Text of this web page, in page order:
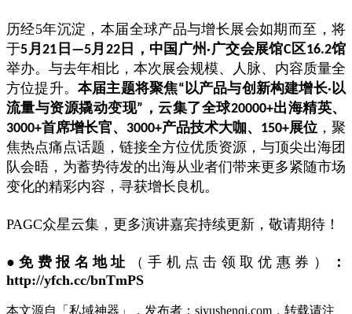
历经5年沉淀，本届全球产品与增长展会如期而至，将
于5月21日—5月22日，中国广州·广交会展馆C区16.2馆
举办。与去年相比，本次展会规模、人脉、内容质量全
方位提升。本届主题将聚焦“以产品与创新构建增长·以
流量与资源撬动变现”，云集了全球20000+出海精英、
3000+首席增长官、3000+产品技术大咖、150+展位 ，聚
焦热点痛点话题，链接全方位优质资源，与顶尖出海团
队会晤，为蓄势待发的出海从业者们带来更多紧随市场
变化的精彩内容，寻获增长良机。
PAGC众星云集，更多演讲嘉宾持续更新，敬请期待！
●免费报名地址 （手机点击领取优惠券）
：
http://yfch.cc/bnTmPS
本文源自「私域神器」，发布者：siyushenqi.com，转载请注